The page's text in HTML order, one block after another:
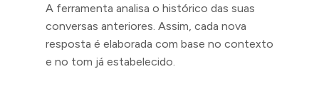
A ferramenta analisa o histórico das suas
conversas anteriores. Assim, cada nova
resposta é elaborada com base no contexto
e no tom já estabelecido.